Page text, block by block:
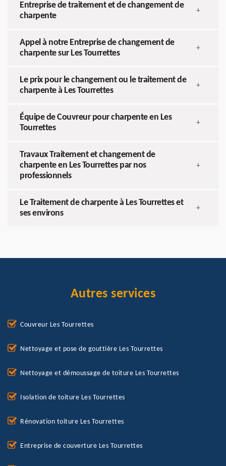
Entreprise de traitement et de changement de
charpente
+
Appel à notre Entreprise de changement de
charpente sur Les Tourrettes
+
Le prix pour le changement ou le traitement de
charpente à Les Tourrettes
+
Équipe de Couvreur pour charpente en Les
Tourrettes
+
Travaux Traitement et changement de
charpente en Les Tourrettes par nos
professionnels
+
Le Traitement de charpente à Les Tourrettes et
ses environs
+
Autres services
Couvreur Les Tourrettes
Nettoyage et pose de gouttière Les Tourrettes
Nettoyage et démoussage de toiture Les Tourrettes
Isolation de toiture Les Tourrettes
Rénovation toiture Les Tourrettes
Entreprise de couverture Les Tourrettes